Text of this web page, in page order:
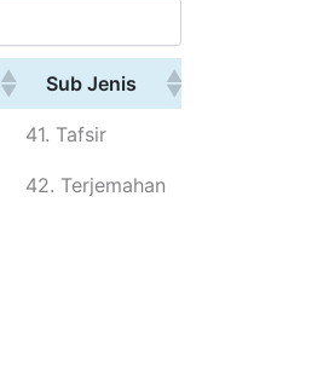
Sub Jenis
41. Tafsir
42. Terjemahan